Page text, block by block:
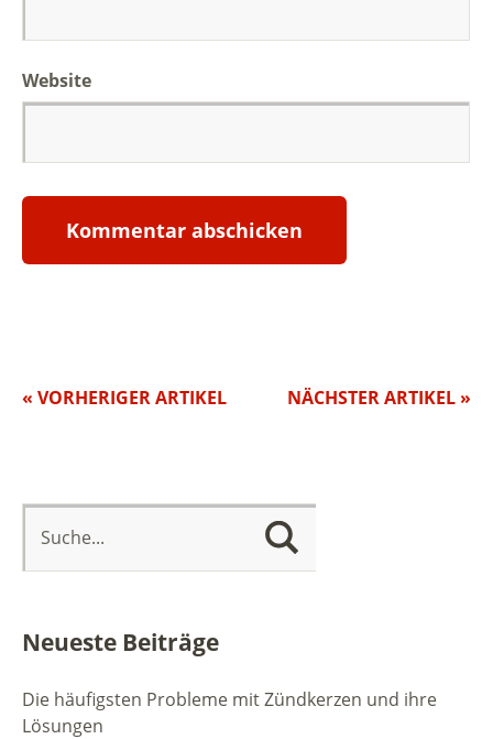
Website
NÄCHSTER ARTIKEL »
« VORHERIGER ARTIKEL
Neueste Beiträge
Die häufigsten Probleme mit Zündkerzen und ihre
Lösungen